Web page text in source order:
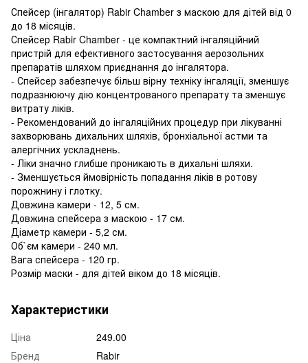
Спейсер (інгалятор) Rabir Chamber з маскою для дітей від 0
до 18 місяців.
Спейсер Rabir Chamber - це компактний інгаляційний
пристрій для ефективного застосування аерозольних
препаратів шляхом приєднання до інгалятора.
- Спейсер забезпечує більш вірну техніку інгаляції, зменшує
подразнюючу дію концентрованого препарату та зменшує
витрату ліків.
- Рекомендований до інгаляційних процедур при лікуванні
захворювань дихальних шляхів, бронхіальної астми та
алергічних ускладнень.
- Ліки значно глибше проникають в дихальні шляхи.
- Зменшується ймовірність попадання ліків в ротову
порожнину і глотку.
Довжина камери - 12, 5 см.
Довжина спейсера з маскою - 17 см.
Діаметр камери - 5,2 см.
Об`єм камери - 240 мл.
Вага спейсера - 120 гр.
Розмір маски - для дітей віком до 18 місяців.
Характеристики
Ціна
249.00
Бренд
Rabir